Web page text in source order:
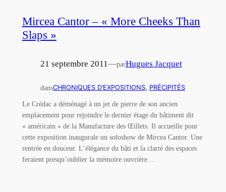
Mircea Cantor – « More Cheeks Than
Slaps »
21 septembre 2011—parHugues Jacquet
dansCHRONIQUES D’EXPOSITIONS, PRÉCIPITÉS
Le Crédac a déménagé à un jet de pierre de son ancien
emplacement pour rejoindre le dernier étage du bâtiment dit
« américain » de la Manufacture des Œillets. Il accueille pour
cette exposition inaugurale un soloshow de Mircea Cantor. Une
rentrée en douceur. L’élégance du bâti et la clarté des espaces
feraient presqu’oublier la mémoire ouvrière…